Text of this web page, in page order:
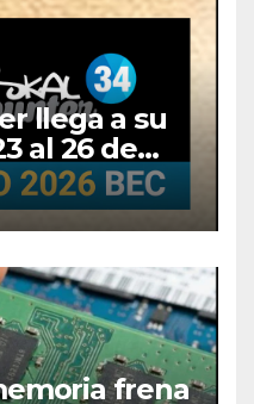
llega a su
al 26 de
frena